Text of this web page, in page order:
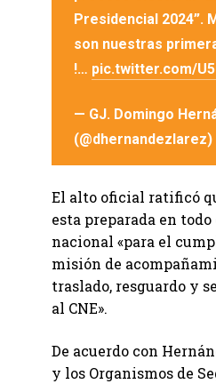
Presidencial 2024”.
son nuestras
!… pic.twitter.com/
— GJ. Domingo
(@dhernandezlarez)
El alto oficial ratificó
esta preparada en
nacional «para el
misión de
traslado, resguardo y
al CNE».
De acuerdo con
y los Organismos de